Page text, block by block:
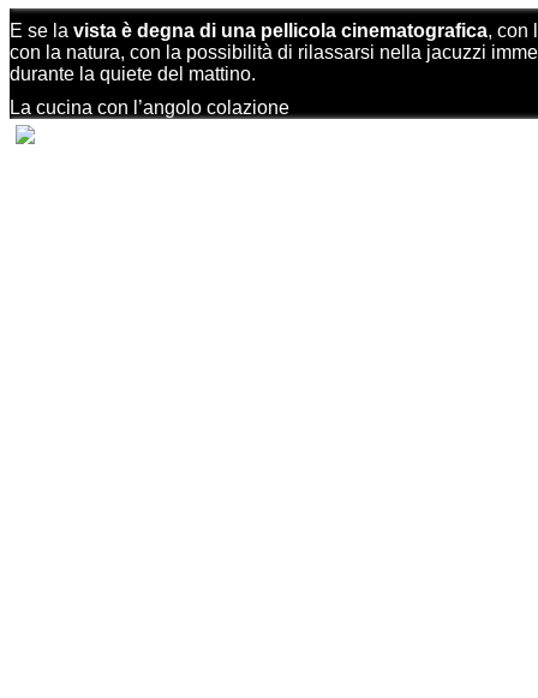
E se la vista è degna di una pellicola cinematografica, con
con la natura, con la possibilità di rilassarsi nella jacuzzi
durante la quiete del mattino.
La cucina con l’angolo colazione